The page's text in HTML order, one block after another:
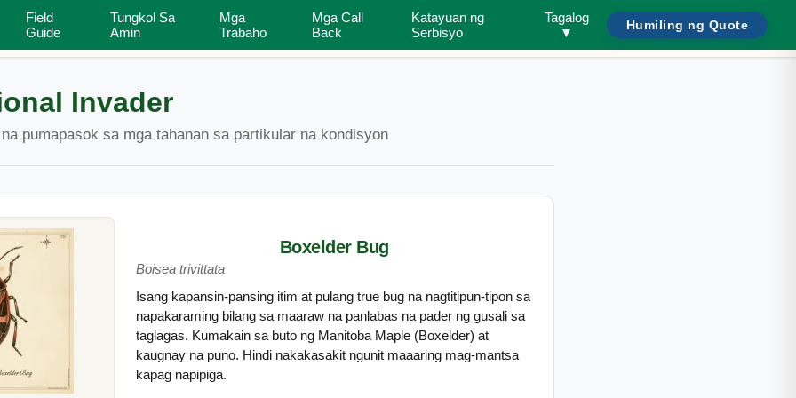
Field
Guide
Tungkol Sa
Amin
Mga
Trabaho
Mga Call
Back
Katayuan ng
Serbisyo
Tagalog
▼
Humiling ng Quote
House Inspector Mga Uri ng Bahay Maghanap ng peste o tahanan... Kailangan ng Tulong?
Invader
pumapasok sa mga tahanan sa partikular na kondisyon
Boxelder Bug
Boisea trivittata
Isang kapansin-pansing itim at pulang true bug na nagtitipun-tipon sa
napakaraming bilang sa maaraw na panlabas na pader ng gusali sa
taglagas. Kumakain sa buto ng Manitoba Maple (Boxelder) at
kaugnay na puno. Hindi nakakasakit ngunit maaaring mag-mantsa
kapag napipiga.